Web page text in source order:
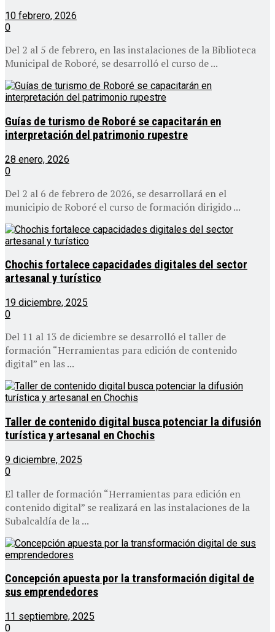
10 febrero, 2026
0
Del 2 al 5 de febrero, en las instalaciones de la Biblioteca
Municipal de Roboré, se desarrolló el curso de ...
Guías de turismo de Roboré se capacitarán en
interpretación del patrimonio rupestre
28 enero, 2026
0
Del 2 al 6 de febrero de 2026, se desarrollará en el
municipio de Roboré el curso de formación dirigido ...
Chochis fortalece capacidades digitales del sector
artesanal y turístico
19 diciembre, 2025
0
Del 11 al 13 de diciembre se desarrolló el taller de
formación “Herramientas para edición de contenido
digital” en las ...
Taller de contenido digital busca potenciar la difusión
turística y artesanal en Chochis
9 diciembre, 2025
0
El taller de formación “Herramientas para edición en
contenido digital” se realizará en las instalaciones de la
Subalcaldía de la ...
Concepción apuesta por la transformación digital de
sus emprendedores
11 septiembre, 2025
0